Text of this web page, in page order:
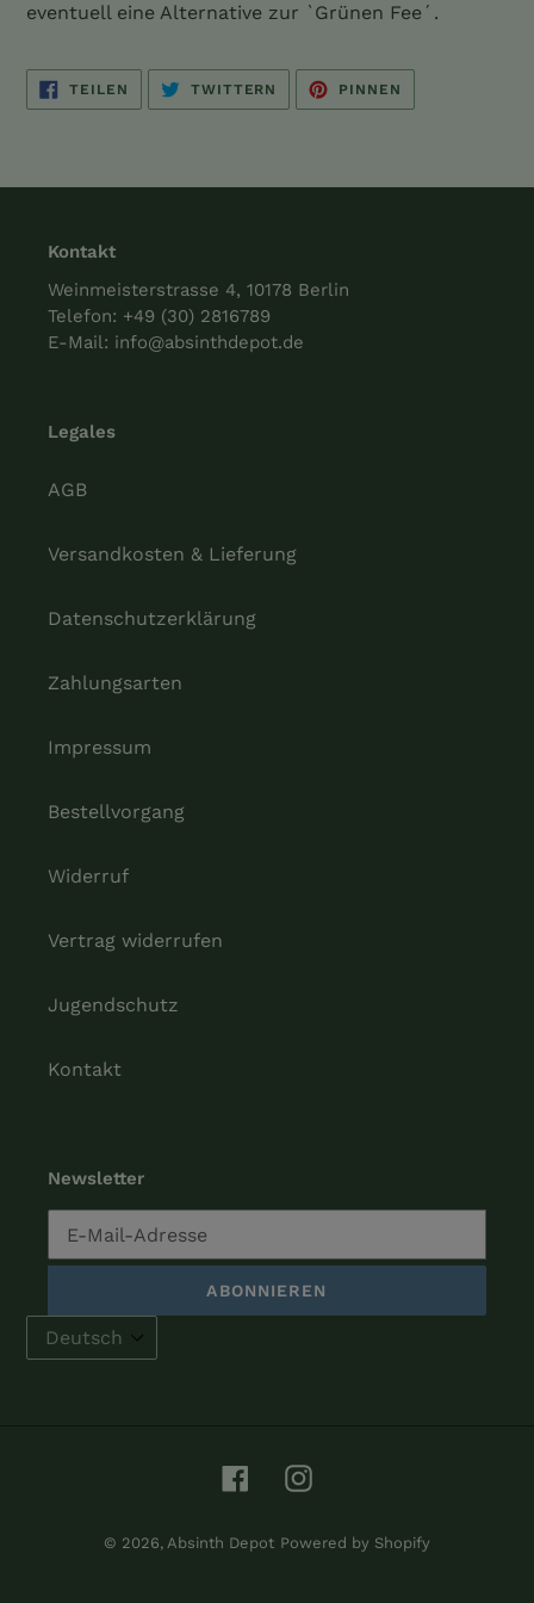
eventuell eine Alternative zur `Grünen Fee´.
TEILEN
FACEBOOK
TEILEN
TWITTERN
TWITTER
TWITTERN
PINNEN
PINNEN
Kontakt
Weinmeisterstrasse 4, 10178 Berlin
Telefon: +49 (30) 2816789
E-Mail: info@absinthdepot.de
Legales
AGB
Versandkosten & Lieferung
Datenschutzerklärung
Zahlungsarten
Impressum
Bestellvorgang
Widerruf
Vertrag widerrufen
Jugendschutz
Kontakt
Newsletter
ABONNIEREN
FacebookInstagram
© 2026, Absinth Depot Powered by Shopify